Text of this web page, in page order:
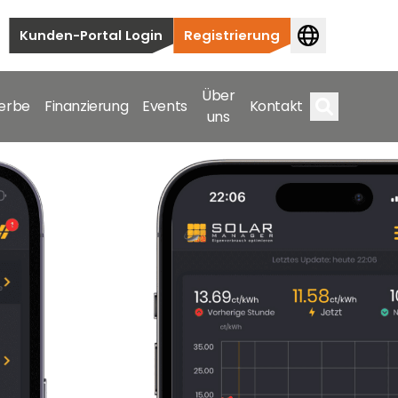
Kunden-Portal Login Registrierung
Finanzierung Events
Über
uns
Kontakt
Suche
Spektrum ab.
hin zu kommerziellen und versorgungstechnischen